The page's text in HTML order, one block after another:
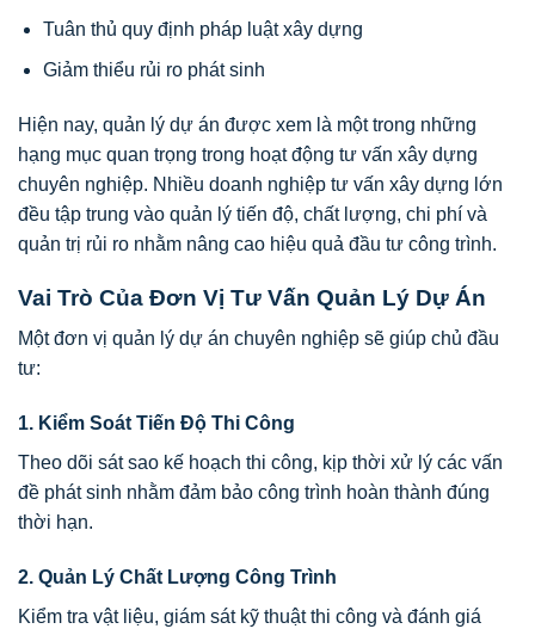
Tuân thủ quy định pháp luật xây dựng
Giảm thiểu rủi ro phát sinh
Hiện nay, quản lý dự án được xem là một trong những
hạng mục quan trọng trong hoạt động tư vấn xây dựng
chuyên nghiệp. Nhiều doanh nghiệp tư vấn xây dựng lớn
đều tập trung vào quản lý tiến độ, chất lượng, chi phí và
quản trị rủi ro nhằm nâng cao hiệu quả đầu tư công trình.
Vai Trò Của Đơn Vị Tư Vấn Quản Lý Dự Án
Một đơn vị quản lý dự án chuyên nghiệp sẽ giúp chủ đầu
tư:
1. Kiểm Soát Tiến Độ Thi Công
Theo dõi sát sao kế hoạch thi công, kịp thời xử lý các vấn
đề phát sinh nhằm đảm bảo công trình hoàn thành đúng
thời hạn.
2. Quản Lý Chất Lượng Công Trình
Kiểm tra vật liệu, giám sát kỹ thuật thi công và đánh giá